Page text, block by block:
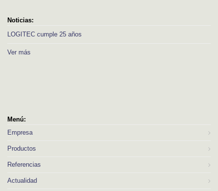
Noticias:
LOGITEC cumple 25 años
Ver más
Menú:
Empresa
Productos
Referencias
Actualidad